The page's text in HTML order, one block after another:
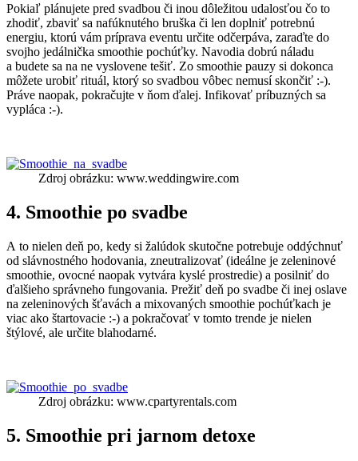
Pokiaľ plánujete pred svadbou či inou dôležitou udalosťou čo to
zhodiť, zbaviť sa nafúknutého bruška či len doplniť potrebnú
energiu, ktorú vám príprava eventu určite odčerpáva, zaraďte do
svojho jedálnička smoothie pochúťky. Navodia dobrú náladu
a budete sa na ne vyslovene tešiť. Zo smoothie pauzy si dokonca
môžete urobiť rituál, ktorý so svadbou vôbec nemusí skončiť :-).
Práve naopak, pokračujte v ňom ďalej. Infikovať príbuzných sa
vypláca :-).
Zdroj obrázku: www.weddingwire.com
4. Smoothie po svadbe
A to nielen deň po, kedy si žalúdok skutočne potrebuje oddýchnuť
od slávnostného hodovania, zneutralizovať (ideálne je zeleninové
smoothie, ovocné naopak vytvára kyslé prostredie) a posilniť do
ďalšieho správneho fungovania. Prežiť deň po svadbe či inej oslave
na zeleninových šťavách a mixovaných smoothie pochúťkach je
viac ako štartovacie :-) a pokračovať v tomto trende je nielen
štýlové, ale určite blahodarné.
Zdroj obrázku: www.cpartyrentals.com
5. Smoothie pri jarnom detoxe